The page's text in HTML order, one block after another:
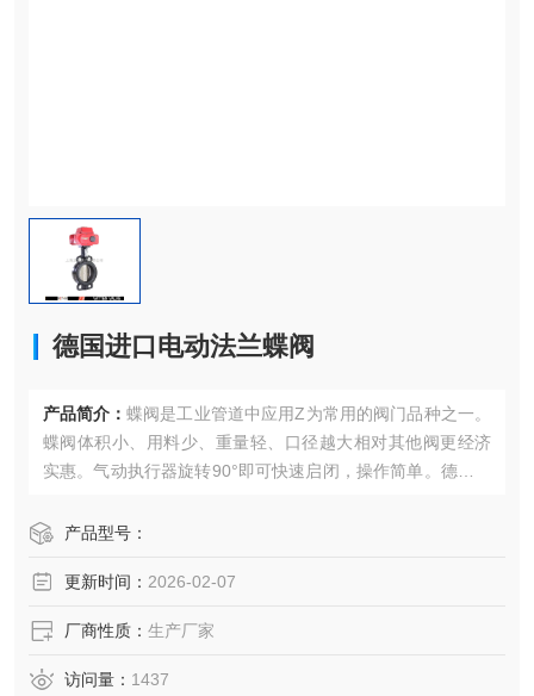
德国进口电动法兰蝶阀
产品简介： 蝶阀是工业管道中应用Z为常用的阀门品种之一。
蝶阀体积小、用料少、重量轻、口径越大相对其他阀更经济
实惠。气动执行器旋转90°即可快速启闭，操作简单。德国进
产品型号：
更新时间： 2026-02-07
厂商性质： 生产厂家
访问量： 1437